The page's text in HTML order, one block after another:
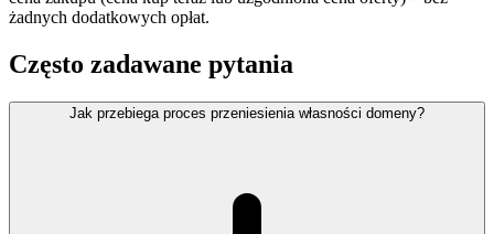
żadnych dodatkowych opłat.
Często zadawane pytania
Jak przebiega proces przeniesienia własności domeny?